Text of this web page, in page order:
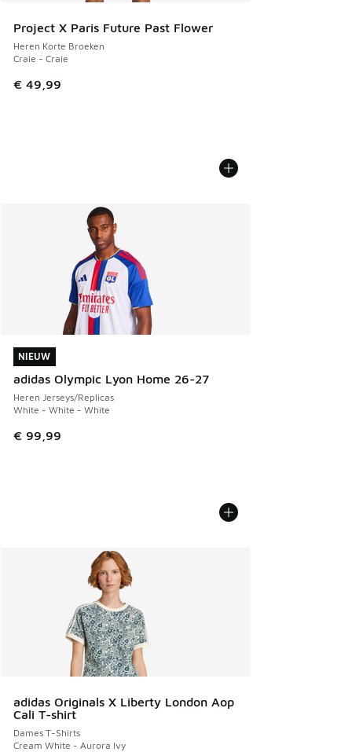
Project X Paris Future Past Flower
Heren Korte Broeken
Craie - Craie
€ 49,99
NIEUW
adidas Olympic Lyon Home 26-27
Heren Jerseys/Replicas
White - White - White
€ 99,99
NIEUW
adidas Originals X Liberty London Aop
Cali T-shirt
Dames T-Shirts
Cream White - Aurora Ivy